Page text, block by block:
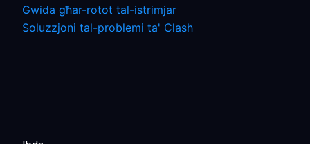
Gwida għar-rotot tal-istrimjar
Soluzzjoni tal-problemi ta' Clash